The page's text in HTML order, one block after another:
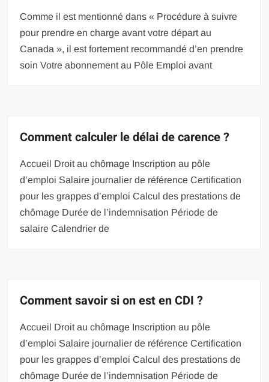
Comme il est mentionné dans « Procédure à suivre
pour prendre en charge avant votre départ au
Canada », il est fortement recommandé d’en prendre
soin Votre abonnement au Pôle Emploi avant
Comment calculer le délai de carence ?
Accueil Droit au chômage Inscription au pôle
d’emploi Salaire journalier de référence Certification
pour les grappes d’emploi Calcul des prestations de
chômage Durée de l’indemnisation Période de
salaire Calendrier de
Comment savoir si on est en CDI ?
Accueil Droit au chômage Inscription au pôle
d’emploi Salaire journalier de référence Certification
pour les grappes d’emploi Calcul des prestations de
chômage Durée de l’indemnisation Période de